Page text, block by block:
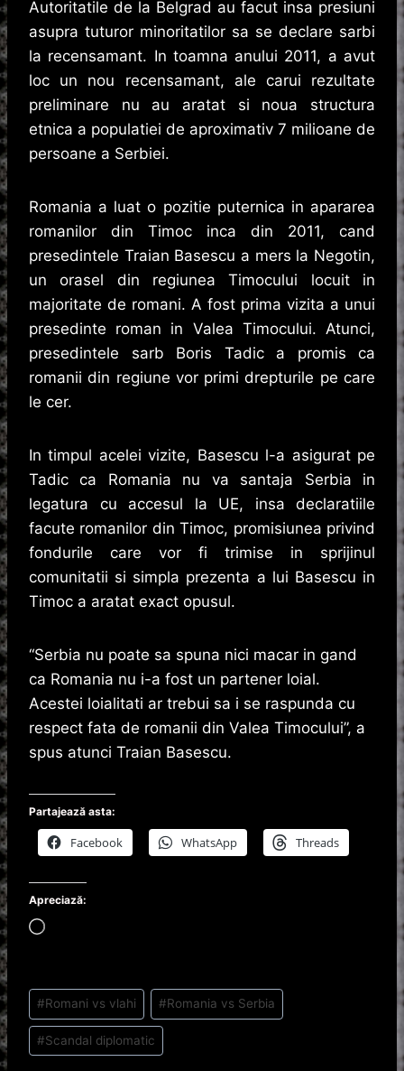
Autoritatile de la Belgrad au facut insa presiuni
asupra tuturor minoritatilor sa se declare sarbi
la recensamant. In toamna anului 2011, a avut
loc un nou recensamant, ale carui rezultate
preliminare nu au aratat si noua structura
etnica a populatiei de aproximativ 7 milioane de
persoane a Serbiei.
Romania a luat o pozitie puternica in apararea
romanilor din Timoc inca din 2011, cand
presedintele Traian Basescu a mers la Negotin,
un orasel din regiunea Timocului locuit in
majoritate de romani. A fost prima vizita a unui
presedinte roman in Valea Timocului. Atunci,
presedintele sarb Boris Tadic a promis ca
romanii din regiune vor primi drepturile pe care
le cer.
In timpul acelei vizite, Basescu l-a asigurat pe
Tadic ca Romania nu va santaja Serbia in
legatura cu accesul la UE, insa declaratiile
facute romanilor din Timoc, promisiunea privind
fondurile care vor fi trimise in sprijinul
comunitatii si simpla prezenta a lui Basescu in
Timoc a aratat exact opusul.
“Serbia nu poate sa spuna nici macar in gand
ca Romania nu i-a fost un partener loial.
Acestei loialitati ar trebui sa i se raspunda cu
respect fata de romanii din Valea Timocului”, a
spus atunci Traian Basescu.
Partajează asta:
Facebook WhatsApp Threads
Apreciază:
Î
r
c
.
.
Post
Tags:
#Romani vs vlahi #Romania vs Serbia
#Scandal diplomatic